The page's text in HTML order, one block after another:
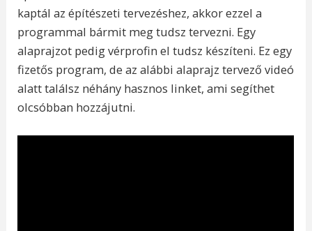
kaptál az építészeti tervezéshez, akkor ezzel a
programmal bármit meg tudsz tervezni. Egy
alaprajzot pedig vérprofin el tudsz készíteni. Ez egy
fizetős program, de az alábbi alaprajz tervező videó
alatt találsz néhány hasznos linket, ami segíthet
olcsóbban hozzájutni.